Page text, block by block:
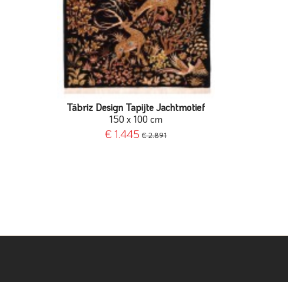
Täbriz Design Tapijte Jachtmotief
150 x 100 cm
€ 1.445 € 2.891